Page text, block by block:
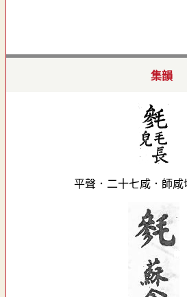
集韻
平聲．二十七咸．師咸